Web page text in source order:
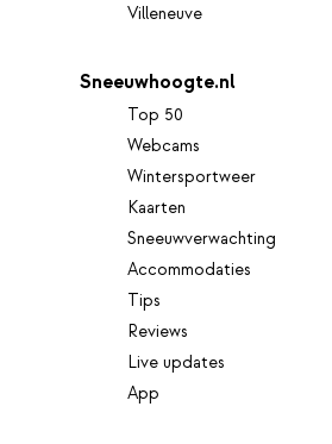
Villeneuve
Sneeuwhoogte.nl
Top 50
Webcams
Wintersportweer
Kaarten
Sneeuwverwachting
Accommodaties
Tips
Reviews
Live updates
App